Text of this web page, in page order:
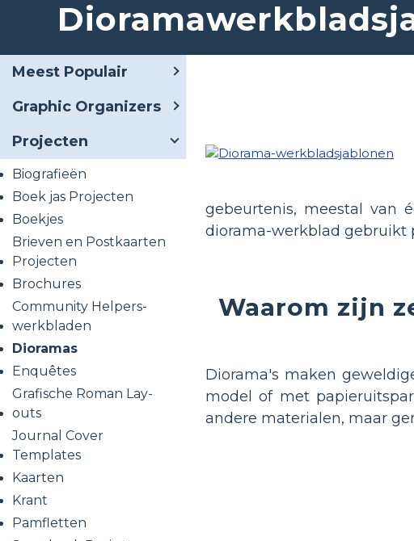
Meest Populair
Graphic Organizers
Projecten
Biografieën
Boek jas Projecten
Boekjes
Brieven en Postkaarten
Projecten
Brochures
Community Helpers-
werkbladen
Dioramas
Enquêtes
Grafische Roman Lay-
outs
Journal Cover
Templates
Kaarten
Krant
Pamfletten
gebeurtenis, meestal van
diorama-werkblad gebruikt
Waarom zijn
Diorama's maken
model of met
andere materialen, maar